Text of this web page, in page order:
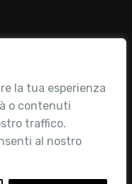
la tua esperienza
o contenuti
traffico.
al nostro